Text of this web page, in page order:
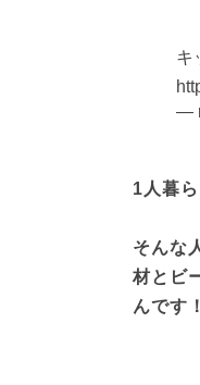
キ
—
1人暮
そんな
材とビ
んです！